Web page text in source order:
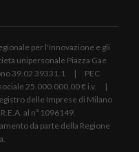
per l'Innovazione e gli
unipersonale Piazza Gae
39.02 39331.1 | PEC
25.000.000,00 € i.v. |
delle Imprese di Milano
al n°1096149.
da parte della Regione